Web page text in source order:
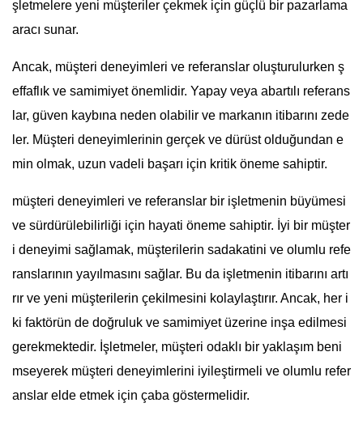
şletmelere yeni müşteriler çekmek için güçlü bir pazarlama
aracı sunar.
Ancak, müşteri deneyimleri ve referanslar oluşturulurken ş
effaflık ve samimiyet önemlidir. Yapay veya abartılı referans
lar, güven kaybına neden olabilir ve markanın itibarını zede
ler. Müşteri deneyimlerinin gerçek ve dürüst olduğundan e
min olmak, uzun vadeli başarı için kritik öneme sahiptir.
müşteri deneyimleri ve referanslar bir işletmenin büyümesi
ve sürdürülebilirliği için hayati öneme sahiptir. İyi bir müşter
i deneyimi sağlamak, müşterilerin sadakatini ve olumlu refe
ranslarının yayılmasını sağlar. Bu da işletmenin itibarını artı
rır ve yeni müşterilerin çekilmesini kolaylaştırır. Ancak, her i
ki faktörün de doğruluk ve samimiyet üzerine inşa edilmesi
gerekmektedir. İşletmeler, müşteri odaklı bir yaklaşım beni
mseyerek müşteri deneyimlerini iyileştirmeli ve olumlu refer
anslar elde etmek için çaba göstermelidir.